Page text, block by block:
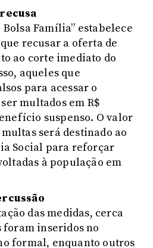
Bolsa Família” estabelece
recusar a oferta de
ao corte imediato do
aqueles que
para acessar o
multados em R$
suspenso. O valor
será destinado ao
Social para reforçar
à população em
das medidas, cerca
inseridos no
formal, enquanto outros